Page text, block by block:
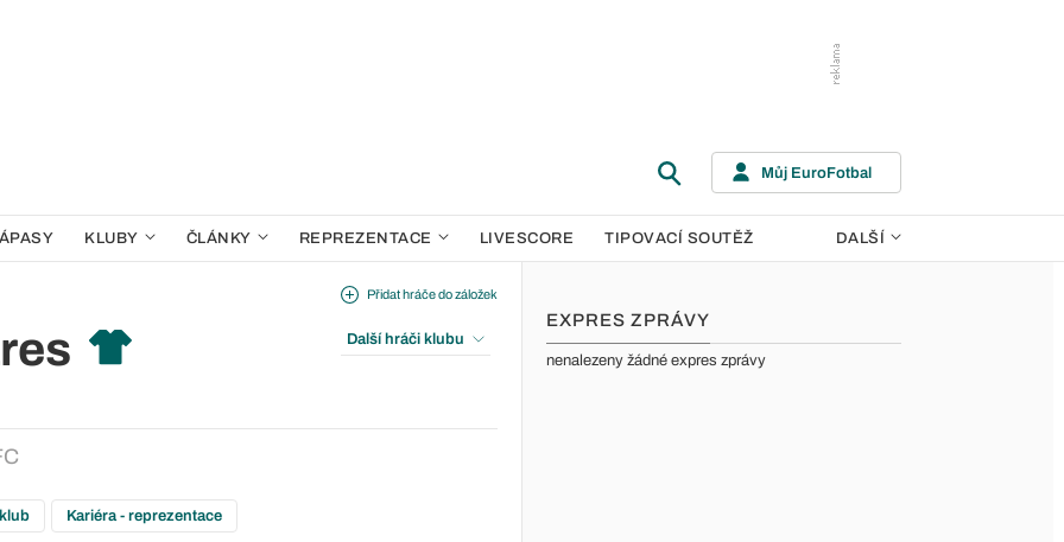
Můj EuroFotbal
KLUBY ČLÁNKY REPREZENTACE LIVESCORE TIPOVACÍ SOUTĚŽ DALŠÍ
Přidat hráče do záložek
Další hráči klubu
Kariéra - reprezentace
EXPRES ZPRÁVY
nenalezeny žádné expres zprávy